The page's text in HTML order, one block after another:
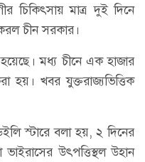
চিকিৎসায় মাত্র দুই দিনে
চীন সরকার।
মধ্য চীনে এক হাজার
হয়। খবর যুক্তরাজ্যভিত্তিক
স্টারে বলা হয়, ২ দিনের
উৎপত্তিস্থল উহান